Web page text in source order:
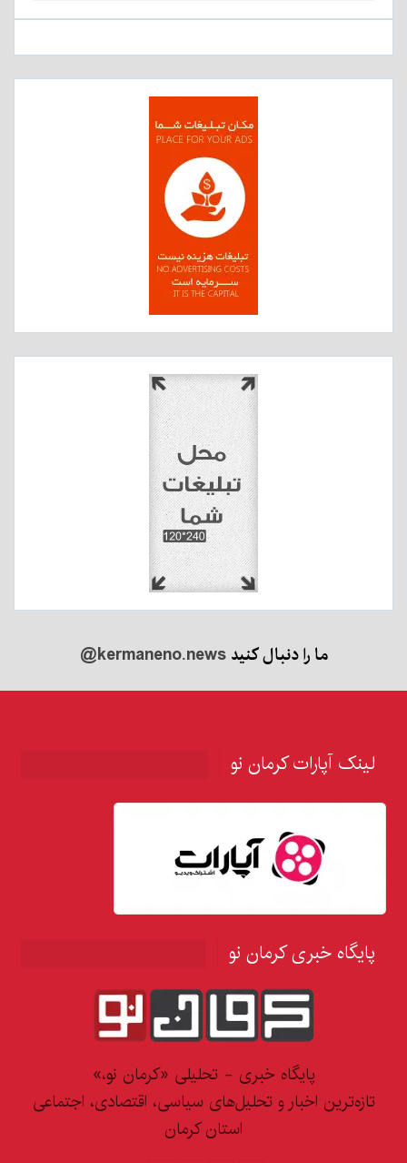
ما را دنبال کنید@kermaneno.news
لینک آپارات کرمان نو
پایگاه خبری کرمان نو
پایگاه خبری - تحلیلی «کرمان نو،»
تازه‌ترین اخبار و تحلیل‌های سیاسی، اقتصادی، اجتماعی
استان کرمان